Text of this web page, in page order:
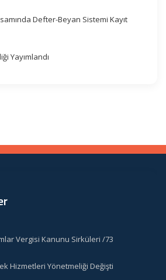
Defter-Beyan Sistemi Kayıt
Yayımlandı
Vergisi Kanunu Sirküleri /73
Hizmetleri Yönetmeliği Değişti